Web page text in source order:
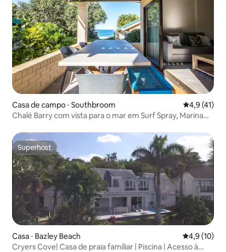
Casa de campo ⋅ Southbroom 4,9 de uma
4,9 (41)
Chalé Barry com vista para o mar em Surf Spray, Marina
Superhost
Superhost
Casa ⋅ Bazley Beach 4,9 de uma
4,9 (10)
Cryers Cove| Casa de praia familiar | Piscina | Acesso à